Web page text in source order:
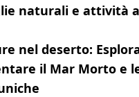
naturali e attività
nel deserto:
il Mar Morto e